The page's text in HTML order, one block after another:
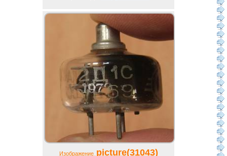
Изображениеpicture(31043)